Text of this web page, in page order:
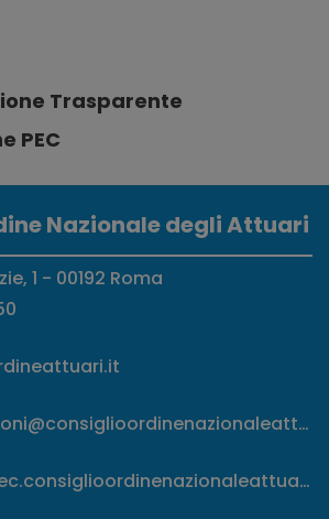
Trasparente
PEC
Nazionale degli Attuari
1 - 00192 Roma